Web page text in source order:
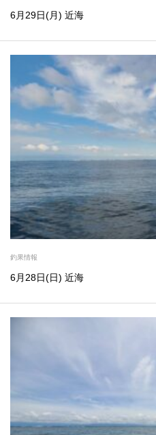
6月29日(月) 近海
釣果情報
6月28日(日) 近海